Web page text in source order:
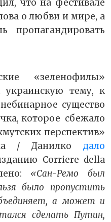
что на фестивале
о любви и мире, а
пропагандировать
«зеленофилы»
украинскую тему, к
существо
которое сбежало
перспектив»
/ Данилко дало
Corriere della
«Сан-Ремо был
было пропустить
а может и
сделать Путин,